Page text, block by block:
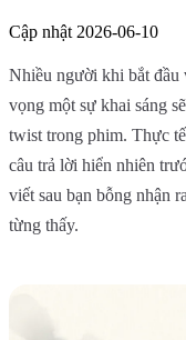
Cập nhật 2026-06-10
Nhiều người khi bắt đầu
vọng một sự khai sáng
twist trong phim. Thực
câu trả lời hiển nhiên
viết sau bạn bỗng nhận
từng thấy.